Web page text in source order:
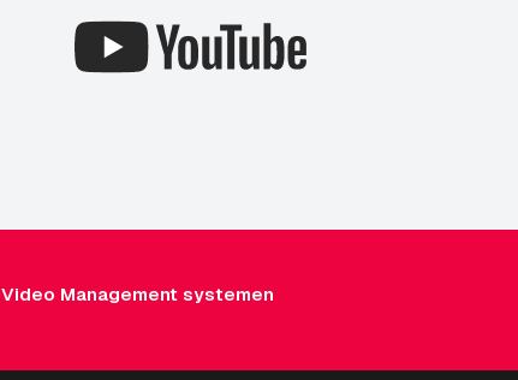
Video Management systemen